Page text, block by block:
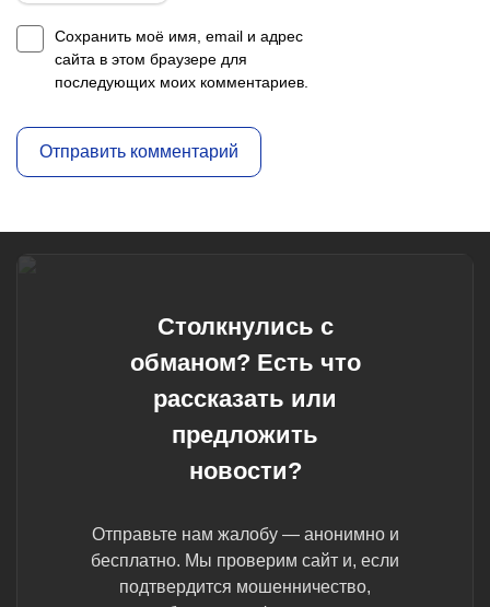
Сохранить моё имя, email и адрес
сайта в этом браузере для
последующих моих комментариев.
Столкнулись с
обманом? Есть что
рассказать или
предложить
новости?
Отправьте нам жалобу — анонимно и
бесплатно. Мы проверим сайт и, если
подтвердится мошенничество,